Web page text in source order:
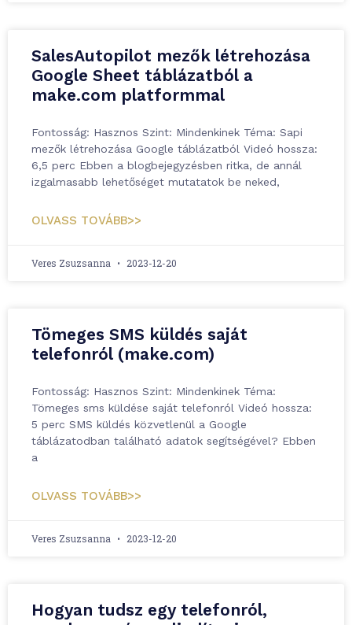
SalesAutopilot mezők létrehozása
Google Sheet táblázatból a
make.com platformmal
Fontosság: Hasznos Szint: Mindenkinek Téma: Sapi
mezők létrehozása Google táblázatból Videó hossza:
6,5 perc Ebben a blogbejegyzésben ritka, de annál
izgalmasabb lehetőséget mutatatok be neked,
OLVASS TOVÁBB>>
Veres Zsuzsanna 2023-12-20
Tömeges SMS küldés saját
telefonról (make.com)
Fontosság: Hasznos Szint: Mindenkinek Téma:
Tömeges sms küldése saját telefonról Videó hossza:
5 perc SMS küldés közvetlenül a Google
táblázatodban található adatok segítségével? Ebben
a
OLVASS TOVÁBB>>
Veres Zsuzsanna 2023-12-20
Hogyan tudsz egy telefonról,